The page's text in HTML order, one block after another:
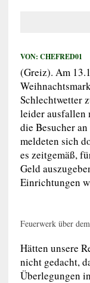
VON: CHEFRED01
(Greiz). Am
Schlechtwetter
leider ausfallen
die Besucher
meldeten sich
es zeitgemäß,
Geld
Einrichtungen
Feuerwerk über
Hätten unsere
nicht gedacht,
Überlegungen